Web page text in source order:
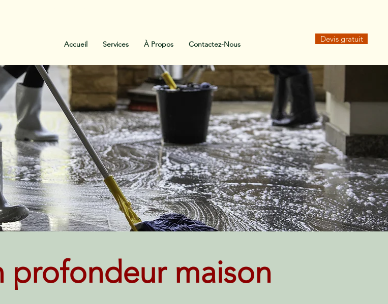
Accueil Services À Propos Contactez-Nous
Devis gratuit
profondeur maison